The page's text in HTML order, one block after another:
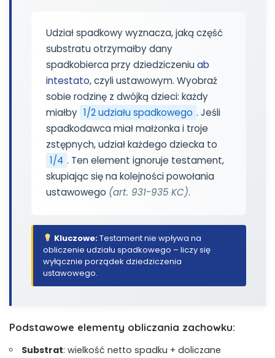
Udział spadkowy wyznacza, jaką część
substratu otrzymałby dany
spadkobierca przy dziedziczeniuab
intestato, czyli ustawowym. Wyobraź
sobie rodzinę z dwójką dzieci: każdy
miałby 1/2 udziału spadkowego . Jeśli
spadkodawca miał małżonka i troje
zstępnych, udział każdego dziecka to
1/4 . Ten element ignoruje testament,
skupiając się na kolejności powołania
ustawowego (art. 931-935 KC).
Kluczowe:Testament nie wpływa na
obliczenie udziału spadkowego – liczy się
wyłącznie porządek dziedziczenia
ustawowego.
Podstawowe elementy obliczania zachowku:
Substrat: wielkość netto spadku + doliczane